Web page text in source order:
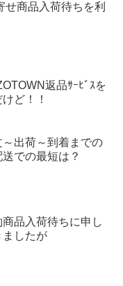
せ商品入荷待ちを利
返品ｻｰﾋﾞｽを
ど！！
出荷～到着までの
での最短は？
品入荷待ちに申し
ましたが